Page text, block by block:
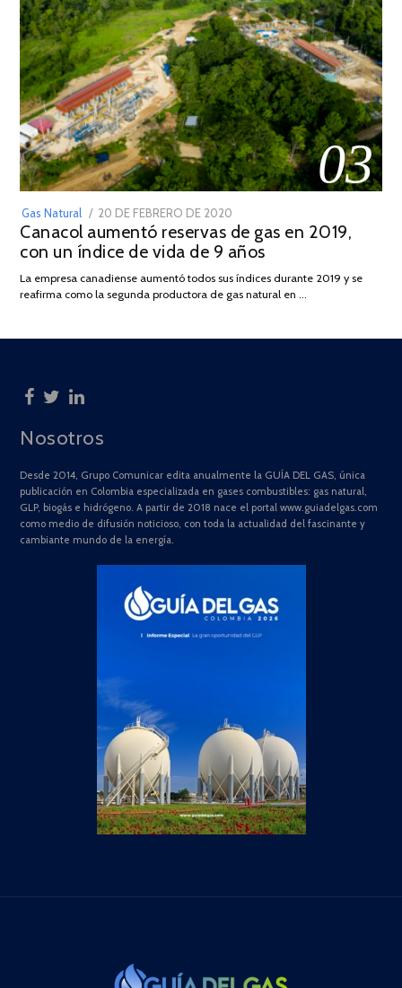
03
Gas Natural
POSTED
ON
20 DE FEBRERO DE 2020
DE
JULIO
2025
Canacol aumentó reservas de gas en 2019,
con un índice de vida de 9 años
La empresa canadiense aumentó todos sus índices durante 2019 y se
reafirma como la segunda productora de gas natural en …
Nosotros
Desde 2014, Grupo Comunicar edita anualmente la GUÍA DEL GAS, única
publicación en Colombia especializada en gases combustibles: gas natural,
GLP, biogás e hidrógeno. A partir de 2018 nace el portal www.guiadelgas.com
como medio de difusión noticioso, con toda la actualidad del fascinante y
cambiante mundo de la energía.